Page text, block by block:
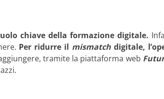
chiave della formazione digitale.
Per ridurre il mismatchdigitale,
tramite la piattaforma web